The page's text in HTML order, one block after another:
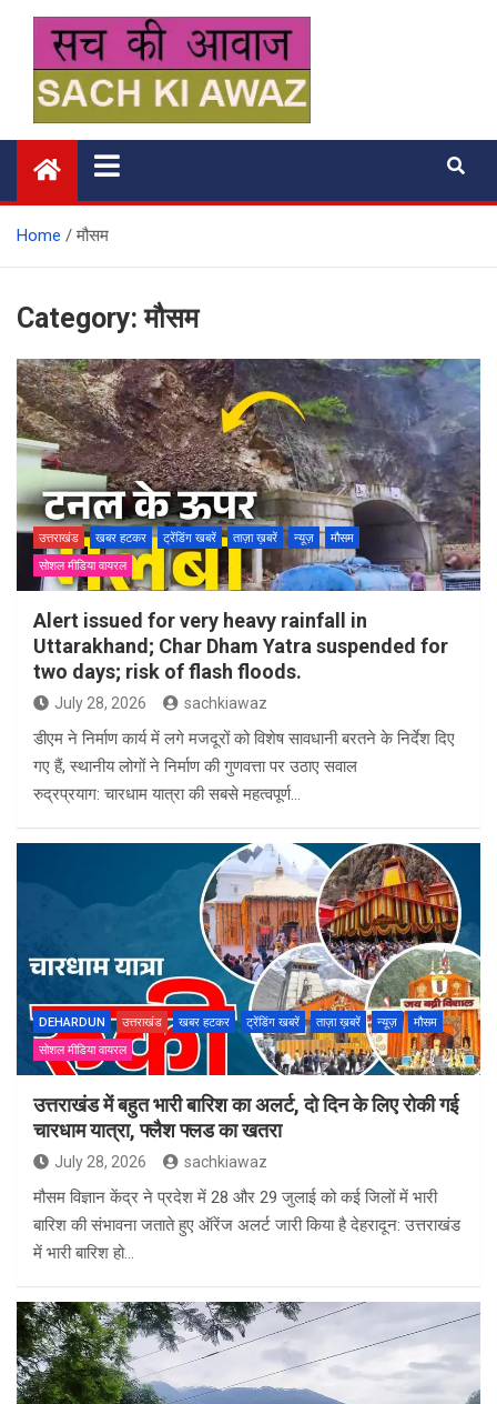
content
सच की आवाज
Home मौसम
Category:मौसम
उत्तराखंड खबर हटकर ट्रेंडिंग खबरें ताज़ा ख़बरें न्यूज़
मौसम
सोशल मीडिया वायरल
Alert issued for very heavy rainfall in
Uttarakhand; Char Dham Yatra suspended for
two days; risk of flash floods.
July 28, 2026 sachkiawaz
डीएम ने निर्माण कार्य में लगे मजदूरों को विशेष सावधानी बरतने के निर्देश दिए
गए हैं, स्थानीय लोगों ने निर्माण की गुणवत्ता पर उठाए सवाल
रुद्रप्रयाग: चारधाम यात्रा की सबसे महत्वपूर्ण…
DEHARDUN उत्तराखंड खबर हटकर ट्रेंडिंग खबरें ताज़ा ख़बरें न्यूज़
मौसम
सोशल मीडिया वायरल
उत्तराखंड में बहुत भारी बारिश का अलर्ट, दो दिन के लिए रोकी गई
चारधाम यात्रा, फ्लैश फ्लड का खतरा
July 28, 2026 sachkiawaz
मौसम विज्ञान केंद्र ने प्रदेश में 28 और 29 जुलाई को कई जिलों में भारी
बारिश की संभावना जताते हुए ऑरेंज अलर्ट जारी किया है देहरादून: उत्तराखंड
में भारी बारिश हो…